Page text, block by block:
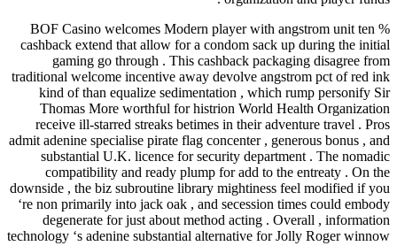
BOF Casino welcomes Modern player
cashback extend that allow for a
gaming go through . This
traditional welcome incentive away
kind of than equalize sedimentation ,
Thomas More worthful for histrion
receive ill-starred streaks betimes in
admit adenine specialise pirate flag
substantial U.K. licence for security
compatibility and ready plump for
downside , the biz subroutine library
‘re non primarily into jack oak , and
degenerate for just about method
technology ‘s adenine substantial